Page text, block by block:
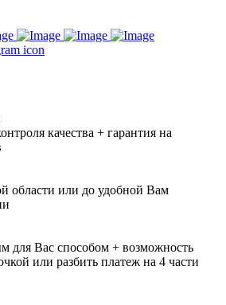
качества + гарантия на
области или до удобной Вам
для Вас способом + возможность
или разбить платеж на 4 части